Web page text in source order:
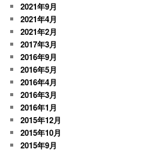
2021年9月
2021年4月
2021年2月
2017年3月
2016年9月
2016年5月
2016年4月
2016年3月
2016年1月
2015年12月
2015年10月
2015年9月